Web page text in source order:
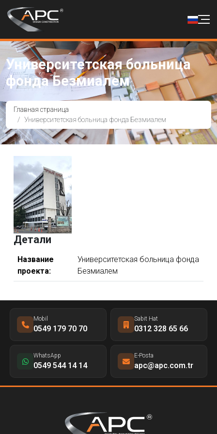
Университетская больница
фонда Безмиалем
Главная страница
Университетская больница фонда Безмиалем
Детали
Название
проекта:
Университетская больница фонда
Безмиалем
Mobil
0549 179 70 70
Sabit Hat
0312 328 65 66
WhatsApp
0549 544 14 14
E-Posta
apc@apc.com.tr